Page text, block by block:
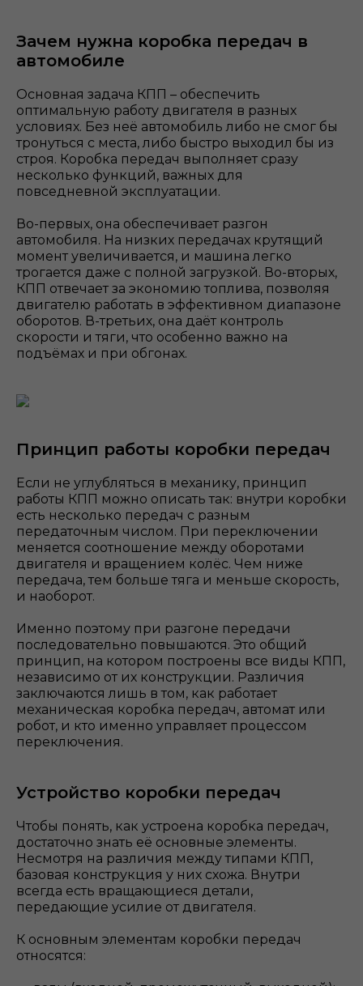
Зачем нужна коробка передач в
автомобиле
Основная задача КПП – обеспечить
оптимальную работу двигателя в разных
условиях. Без неё автомобиль либо не смог бы
тронуться с места, либо быстро выходил бы из
строя. Коробка передач выполняет сразу
несколько функций, важных для
повседневной эксплуатации.
Во-первых, она обеспечивает разгон
автомобиля. На низких передачах крутящий
момент увеличивается, и машина легко
трогается даже с полной загрузкой. Во-вторых,
КПП отвечает за экономию топлива, позволяя
двигателю работать в эффективном диапазоне
оборотов. В-третьих, она даёт контроль
скорости и тяги, что особенно важно на
подъёмах и при обгонах.
Принцип работы коробки передач
Если не углубляться в механику, принцип
работы КПП можно описать так: внутри коробки
есть несколько передач с разным
передаточным числом. При переключении
меняется соотношение между оборотами
двигателя и вращением колёс. Чем ниже
передача, тем больше тяга и меньше скорость,
и наоборот.
Именно поэтому при разгоне передачи
последовательно повышаются. Это общий
принцип, на котором построены все виды КПП,
независимо от их конструкции. Различия
заключаются лишь в том, как работает
механическая коробка передач, автомат или
робот, и кто именно управляет процессом
переключения.
Устройство коробки передач
Чтобы понять, как устроена коробка передач,
достаточно знать её основные элементы.
Несмотря на различия между типами КПП,
базовая конструкция у них схожа. Внутри
всегда есть вращающиеся детали,
передающие усилие от двигателя.
К основным элементам коробки передач
относятся: